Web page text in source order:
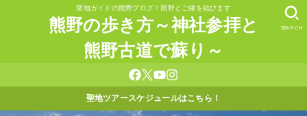
聖地ガイドの熊野ブログ！熊野とご縁を結びます
熊野の歩き方～神社参拝と
熊野古道で蘇り～
SEARCH
聖地ツアースケジュールはこちら！